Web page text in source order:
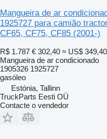
Mangueira de ar
1925727 para camião
CF65, CF75, CF85 (2001-)
R$ 1.787 € 302,40 ≈ US$ 349,40
Mangueira de ar condicionado
1905326 1925727
gasóleo
Estónia, Tallinn
TruckParts Eesti OÜ
Contacte o vendedor